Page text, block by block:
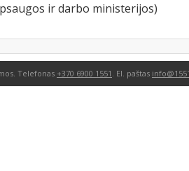
ir darbo ministerijos)
Telefonas +370 6900 1551 . El. paštas